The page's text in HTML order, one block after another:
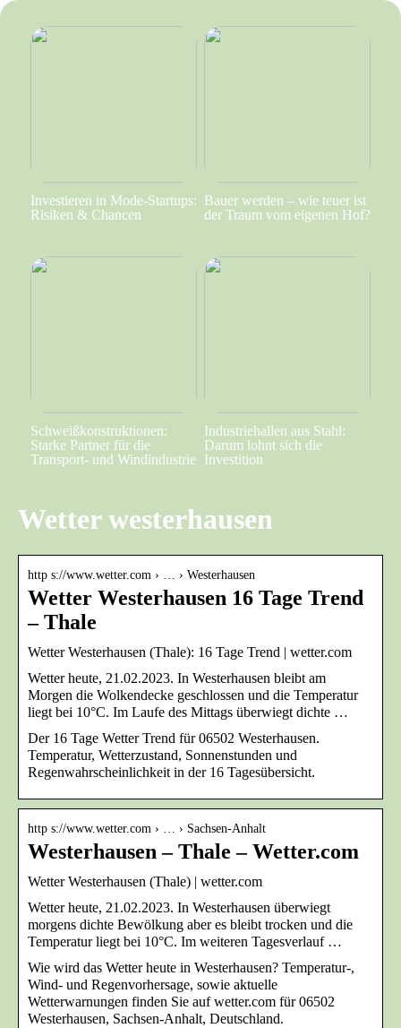
Investieren in Mode-Startups:
Risiken & Chancen
Bauer werden – wie teuer ist
der Traum vom eigenen Hof?
Schweißkonstruktionen:
Starke Partner für die
Transport- und Windindustrie
Industriehallen aus Stahl:
Darum lohnt sich die
Investition
Wetter westerhausen
http s://www.wetter.com › … › Westerhausen
Wetter Westerhausen 16 Tage Trend
– Thale
Wetter Westerhausen (Thale): 16 Tage Trend | wetter.com
Wetter heute, 21.02.2023. In Westerhausen bleibt am
Morgen die Wolkendecke geschlossen und die Temperatur
liegt bei 10°C. Im Laufe des Mittags überwiegt dichte …
Der 16 Tage Wetter Trend für 06502 Westerhausen.
Temperatur, Wetterzustand, Sonnenstunden und
Regenwahrscheinlichkeit in der 16 Tagesübersicht.
http s://www.wetter.com › … › Sachsen-Anhalt
Westerhausen – Thale – Wetter.com
Wetter Westerhausen (Thale) | wetter.com
Wetter heute, 21.02.2023. In Westerhausen überwiegt
morgens dichte Bewölkung aber es bleibt trocken und die
Temperatur liegt bei 10°C. Im weiteren Tagesverlauf …
Wie wird das Wetter heute in Westerhausen? Temperatur-,
Wind- und Regenvorhersage, sowie aktuelle
Wetterwarnungen finden Sie auf wetter.com für 06502
Westerhausen, Sachsen-Anhalt, Deutschland.